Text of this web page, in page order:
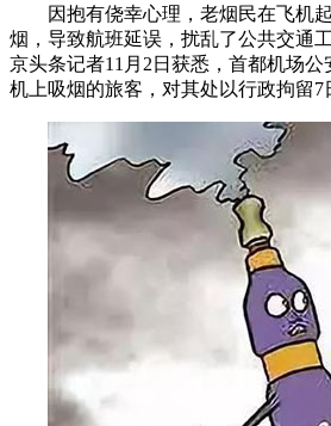
因抱有侥幸心理，老烟民在飞机
烟，导致航班延误，扰乱了公共交通
京头条记者11月2日获悉，首都机场
机上吸烟的旅客，对其处以行政拘留7